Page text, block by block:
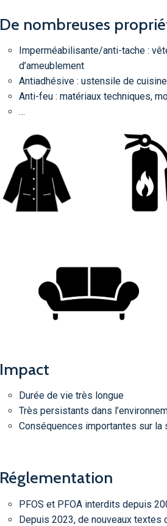
De nombreuses
Imperméabilisante/anti-tache :
d’ameublement
Antiadhésive : ustensile de cuisine
Anti-feu : matériaux techniques,
…
Impact
Durée de vie très longue
Très persistants dans
Conséquences importantes sur la
Réglementation
PFOS et PFOA interdits depuis
Depuis 2023, de nouveaux